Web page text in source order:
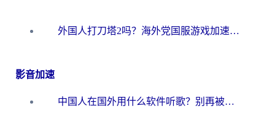
外国人打刀塔2吗？海外党国服游戏加速避坑全攻略
影音加速
中国人在国外用什么软件听歌？别再被地域限制卡脖子，这篇教你轻松解锁国内音乐库